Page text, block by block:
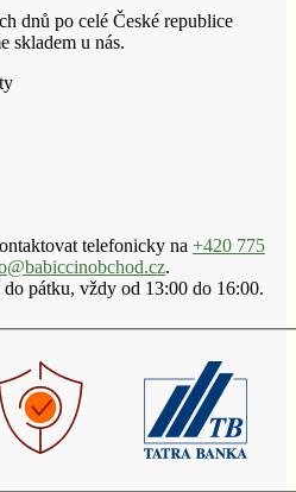
dnů po celé České republice
skladem u nás.
telefonicky na +420 775
.
pátku, vždy od 13:00 do 16:00.